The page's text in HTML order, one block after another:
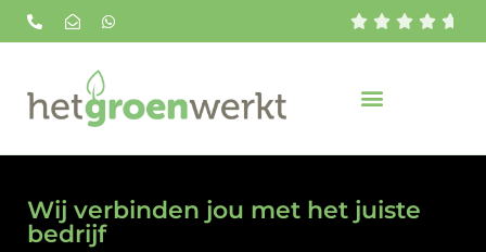
    
Wij verbinden jou met het juiste
bedrijf